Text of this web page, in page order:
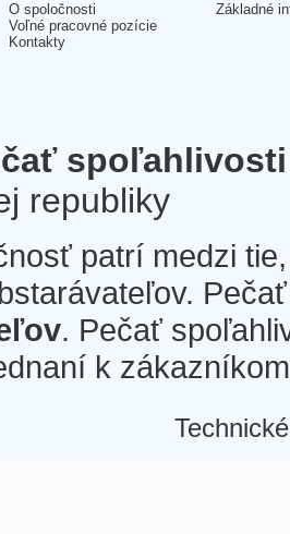
O spoločnosti
Voľné pracovné pozície
Kontakty
Základné
spoľahlivosti
republiky
patrí medzi
. Pečať
k